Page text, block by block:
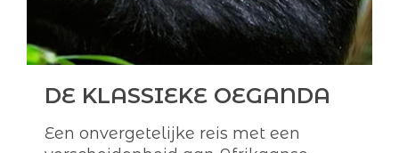
DE KLASSIEKE OEGANDA
Een onvergetelijke reis met een